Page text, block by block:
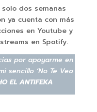
dos semanas
ya cuenta con más
en Youtube y
en Spotify.
por apoyarme en
sencillo ‘No Te Veo
EL ANTIFEKA